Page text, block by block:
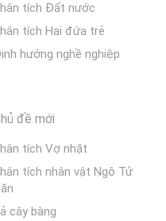
tích Đất nước
tích Hai đứa trẻ
hướng nghề nghiệp
đề mới
tích Vợ nhặt
tích nhân vật Ngô Tử
cây bàng